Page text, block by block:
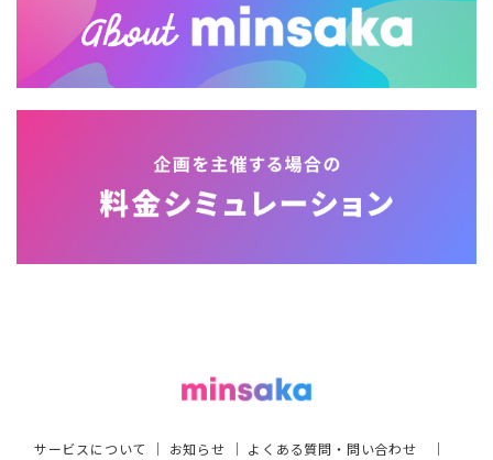
サービスについて ｜ お知らせ ｜ よくある質問・問い合わせ ｜